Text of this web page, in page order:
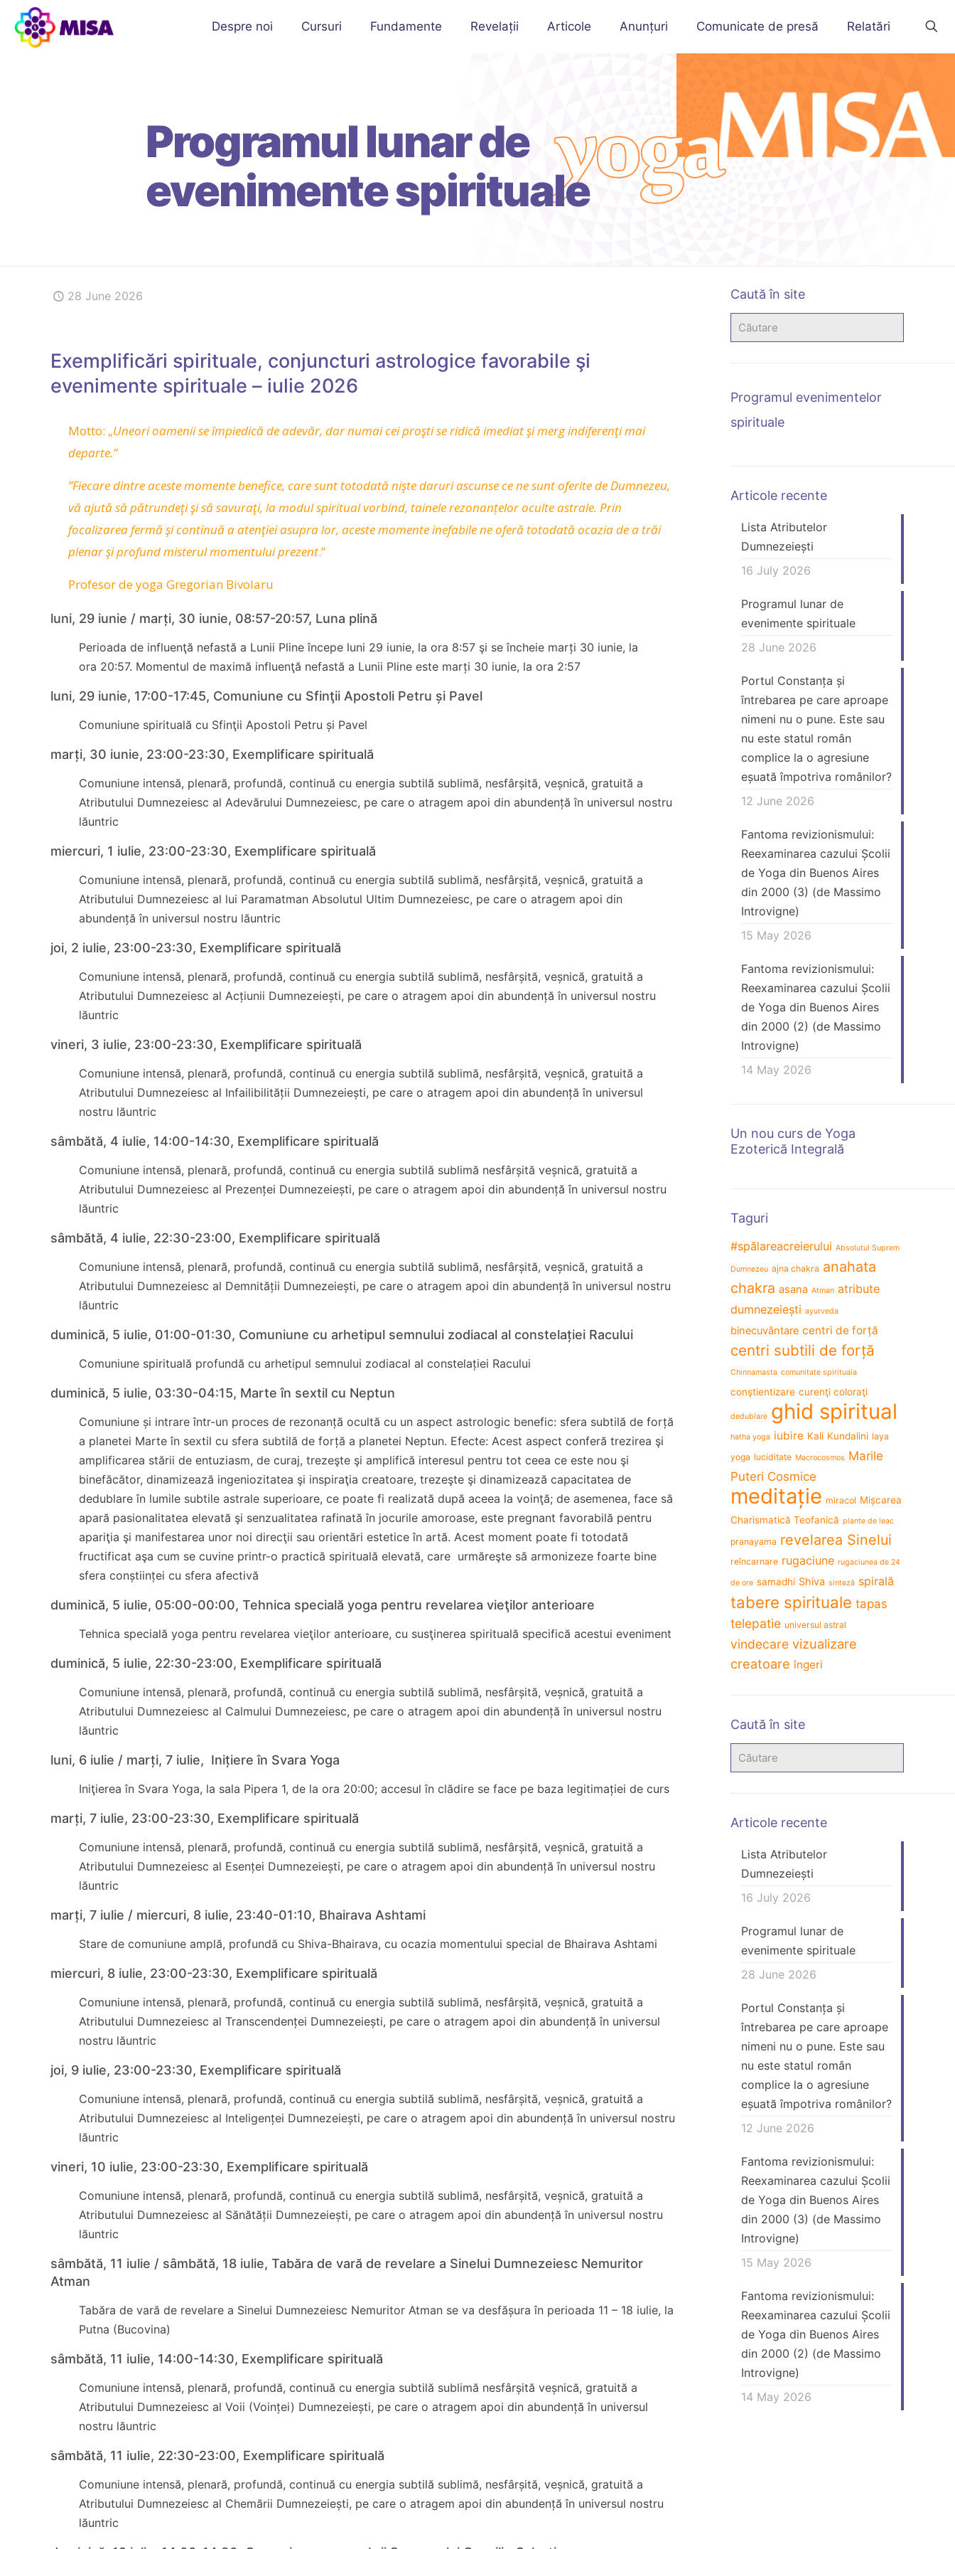
Despre noi Cursuri Fundamente Revelații Articole Anunțuri Comunicate de presă Relatări
Programul lunar de
evenimente spirituale
28 June 2026
Exemplificări spirituale, conjuncturi astrologice favorabile şi
evenimente spirituale – iulie 2026
Motto: „Uneori oamenii se împiedică de adevăr,dar numai cei proşti se ridică imediat şi merg indiferenţi mai
departe.”
”Fiecare dintre aceste momente benefice, care sunt totodată nişte daruri ascunse ce ne sunt oferite de Dumnezeu,
vă ajută să pătrundeţi şi să savuraţi, la modul spiritual vorbind, tainele rezonanțelor oculte astrale. Prin
focalizarea fermă şi continuă a atenţiei asupra lor, aceste momente inefabile ne oferă totodată ocazia de a trăi
plenar şi profund misterul momentului prezent.”
Profesor de yoga Gregorian Bivolaru
luni, 29 iunie / marți, 30 iunie, 08:57-20:57, Luna plină
Perioada de influenţă nefastă a Lunii Pline începe luni 29 iunie, la ora 8:57 şi se încheie marți 30 iunie, la
ora 20:57. Momentul de maximă influenţă nefastă a Lunii Pline este marți 30 iunie, la ora 2:57
luni, 29 iunie, 17:00-17:45, Comuniune cu Sfinţii Apostoli Petru și Pavel
Comuniune spirituală cu Sfinţii Apostoli Petru și Pavel
marți, 30 iunie, 23:00-23:30, Exemplificare spirituală
Comuniune intensă, plenară, profundă, continuă cu energia subtilă sublimă, nesfârșită, veșnică, gratuită a
Atributului Dumnezeiesc al Adevărului Dumnezeiesc, pe care o atragem apoi din abundență în universul nostru
lăuntric
miercuri, 1 iulie, 23:00-23:30, Exemplificare spirituală
Comuniune intensă, plenară, profundă, continuă cu energia subtilă sublimă, nesfârșită, veșnică, gratuită a
Atributului Dumnezeiesc al lui Paramatman Absolutul Ultim Dumnezeiesc, pe care o atragem apoi din
abundență în universul nostru lăuntric
joi, 2 iulie, 23:00-23:30, Exemplificare spirituală
Comuniune intensă, plenară, profundă, continuă cu energia subtilă sublimă, nesfârșită, veșnică, gratuită a
Atributului Dumnezeiesc al Acțiunii Dumnezeiești, pe care o atragem apoi din abundență în universul nostru
lăuntric
vineri, 3 iulie, 23:00-23:30, Exemplificare spirituală
Comuniune intensă, plenară, profundă, continuă cu energia subtilă sublimă, nesfârșită, veșnică, gratuită a
Atributului Dumnezeiesc al Infailibilității Dumnezeiești, pe care o atragem apoi din abundență în universul
nostru lăuntric
sâmbătă, 4 iulie, 14:00-14:30, Exemplificare spirituală
Comuniune intensă, plenară, profundă, continuă cu energia subtilă sublimă nesfârșită veșnică, gratuită a
Atributului Dumnezeiesc al Prezenței Dumnezeiești, pe care o atragem apoi din abundență în universul nostru
lăuntric
sâmbătă, 4 iulie, 22:30-23:00, Exemplificare spirituală
Comuniune intensă, plenară, profundă, continuă cu energia subtilă sublimă, nesfârșită, veșnică, gratuită a
Atributului Dumnezeiesc al Demnității Dumnezeiești, pe care o atragem apoi din abundență în universul nostru
lăuntric
duminică, 5 iulie, 01:00-01:30, Comuniune cu arhetipul semnului zodiacal al constelației Racului
Comuniune spirituală profundă cu arhetipul semnului zodiacal al constelației Racului
duminică, 5 iulie, 03:30-04:15, Marte în sextil cu Neptun
Comuniune și intrare într-un proces de rezonanță ocultă cu un aspect astrologic benefic: sfera subtilă de forță
a planetei Marte în sextil cu sfera subtilă de forță a planetei Neptun. Efecte: Acest aspect conferă trezirea şi
amplificarea stării de entuziasm, de curaj, trezeşte şi amplifică interesul pentru tot ceea ce este nou şi
binefăcător, dinamizează ingeniozitatea şi inspiraţia creatoare, trezeşte şi dinamizează capacitatea de
dedublare în lumile subtile astrale superioare, ce poate fi realizată după aceea la voinţă; de asemenea, face să
apară pasionalitatea elevată şi senzualitatea rafinată în jocurile amoroase, este pregnant favorabilă pentru
apariţia şi manifestarea unor noi direcţii sau orientări estetice în artă. Acest moment poate fi totodată
fructificat aşa cum se cuvine printr-o practică spirituală elevată, care urmăreşte să armonizeze foarte bine
sfera conștiinței cu sfera afectivă
duminică, 5 iulie, 05:00-00:00, Tehnica specială yoga pentru revelarea vieţilor anterioare
Tehnica specială yoga pentru revelarea vieţilor anterioare, cu susţinerea spirituală specifică acestui eveniment
duminică, 5 iulie, 22:30-23:00, Exemplificare spirituală
Comuniune intensă, plenară, profundă, continuă cu energia subtilă sublimă, nesfârșită, veșnică, gratuită a
Atributului Dumnezeiesc al Calmului Dumnezeiesc, pe care o atragem apoi din abundență în universul nostru
lăuntric
luni, 6 iulie / marți, 7 iulie, Inițiere în Svara Yoga
Iniţierea în Svara Yoga, la sala Pipera 1, de la ora 20:00; accesul în clădire se face pe baza legitimației de curs
marți, 7 iulie, 23:00-23:30, Exemplificare spirituală
Comuniune intensă, plenară, profundă, continuă cu energia subtilă sublimă, nesfârșită, veșnică, gratuită a
Atributului Dumnezeiesc al Esenței Dumnezeiești, pe care o atragem apoi din abundență în universul nostru
lăuntric
marți, 7 iulie / miercuri, 8 iulie, 23:40-01:10, Bhairava Ashtami
Stare de comuniune amplă, profundă cu Shiva-Bhairava, cu ocazia momentului special de Bhairava Ashtami
miercuri, 8 iulie, 23:00-23:30, Exemplificare spirituală
Comuniune intensă, plenară, profundă, continuă cu energia subtilă sublimă, nesfârșită, veșnică, gratuită a
Atributului Dumnezeiesc al Transcendenței Dumnezeiești, pe care o atragem apoi din abundență în universul
nostru lăuntric
joi, 9 iulie, 23:00-23:30, Exemplificare spirituală
Comuniune intensă, plenară, profundă, continuă cu energia subtilă sublimă, nesfârșită, veșnică, gratuită a
Atributului Dumnezeiesc al Inteligenței Dumnezeiești, pe care o atragem apoi din abundență în universul nostru
lăuntric
vineri, 10 iulie, 23:00-23:30, Exemplificare spirituală
Comuniune intensă, plenară, profundă, continuă cu energia subtilă sublimă, nesfârșită, veșnică, gratuită a
Atributului Dumnezeiesc al Sănătății Dumnezeiești, pe care o atragem apoi din abundență în universul nostru
lăuntric
sâmbătă, 11 iulie / sâmbătă, 18 iulie, Tabăra de vară de revelare a Sinelui Dumnezeiesc Nemuritor
Atman
Tabăra de vară de revelare a Sinelui Dumnezeiesc Nemuritor Atman se va desfășura în perioada 11 – 18 iulie, la
Putna (Bucovina)
sâmbătă, 11 iulie, 14:00-14:30, Exemplificare spirituală
Comuniune intensă, plenară, profundă, continuă cu energia subtilă sublimă nesfârșită veșnică, gratuită a
Atributului Dumnezeiesc al Voii (Voinței) Dumnezeiești, pe care o atragem apoi din abundență în universul
nostru lăuntric
sâmbătă, 11 iulie, 22:30-23:00, Exemplificare spirituală
Comuniune intensă, plenară, profundă, continuă cu energia subtilă sublimă, nesfârșită, veșnică, gratuită a
Atributului Dumnezeiesc al Chemării Dumnezeiești, pe care o atragem apoi din abundență în universul nostru
lăuntric
Caută în site
Programul evenimentelor
spirituale
Articole recente
Lista Atributelor
Dumnezeiești
16 July 2026
Programul lunar de
evenimente spirituale
28 June 2026
Portul Constanța și
întrebarea pe care aproape
nimeni nu o pune. Este sau
nu este statul român
complice la o agresiune
eșuată împotriva românilor?
12 June 2026
Fantoma revizionismului:
Reexaminarea cazului Școlii
de Yoga din Buenos Aires
din 2000 (3) (de Massimo
Introvigne)
15 May 2026
Fantoma revizionismului:
Reexaminarea cazului Școlii
de Yoga din Buenos Aires
din 2000 (2) (de Massimo
Introvigne)
14 May 2026
Un nou curs de Yoga
Ezoterică Integrală
Taguri
#spălareacreierului Absolutul Suprem
Dumnezeu ajna chakra anahata
chakra asana Atman atribute
dumnezeiești ayurveda
binecuvântare centri de forță
centri subtili de forță
Chinnamasta comunitate spirituala
conştientizare curenţi coloraţi
dedublare ghid spiritual
hatha yoga iubire Kali Kundalini laya
yoga luciditate Macrocosmos Marile
Puteri Cosmice
meditație miracol Mișcarea
Charismatică Teofanică plante de leac
pranayama revelarea Sinelui
reîncarnare rugaciune rugaciunea de 24
de ore samadhi Shiva sinteză spirală
tabere spirituale tapas
telepatie universul astral
vindecare vizualizare
creatoare îngeri
Caută în site
Articole recente
Lista Atributelor
Dumnezeiești
16 July 2026
Programul lunar de
evenimente spirituale
28 June 2026
Portul Constanța și
întrebarea pe care aproape
nimeni nu o pune. Este sau
nu este statul român
complice la o agresiune
eșuată împotriva românilor?
12 June 2026
Fantoma revizionismului:
Reexaminarea cazului Școlii
de Yoga din Buenos Aires
din 2000 (3) (de Massimo
Introvigne)
15 May 2026
Fantoma revizionismului:
Reexaminarea cazului Școlii
de Yoga din Buenos Aires
din 2000 (2) (de Massimo
Introvigne)
14 May 2026